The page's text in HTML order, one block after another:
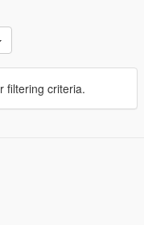
filtering criteria.